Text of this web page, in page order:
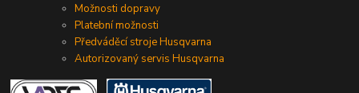
Možnosti dopravy
Platební možnosti
Předváděcí stroje Husqvarna
Autorizovaný servis Husqvarna